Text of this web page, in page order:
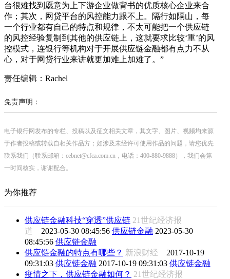
台很难找到愿意为上下游企业做背书的优质核心企业来合
作；其次，网贷平台的风控能力跟不上。隔行如隔山，每
一个行业都有自己的特点和规律，不太可能把一个供应链
的风控经验复制到其他的供应链上，这就要求比较‘重’的风
控模式，连银行等机构对于开展供应链金融都有点力不从
心，对于网贷行业来讲就更加难上加难了。”
责任编辑：Rachel
免责声明：
电子银行网发布的专栏、投稿以及征文相关文章，其文字、图片、视频均来源
于作者投稿或转载自相关作品方；如涉及未经许可使用作品的问题，请您优先
联系我们（联系邮箱：cebnet@cfca.com.cn，电话：400-880-9888），我们会第
一时间核实，谢谢配合。
为你推荐
供应链金融科技“穿透”供应链 21世纪经济报
道 2023-05-30 08:45:56 供应链金融 2023-05-30
08:45:56 供应链金融
供应链金融的特点有哪些？ 新浪财经 2017-10-19
09:31:03 供应链金融 2017-10-19 09:31:03 供应链金融
疫情之下，供应链金融如何？ 21世纪经济报